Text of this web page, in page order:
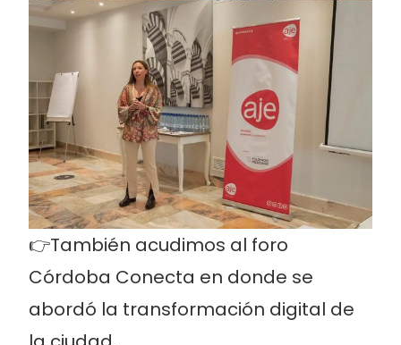
👉También acudimos al foro
Córdoba Conecta en donde se
abordó la transformación digital de